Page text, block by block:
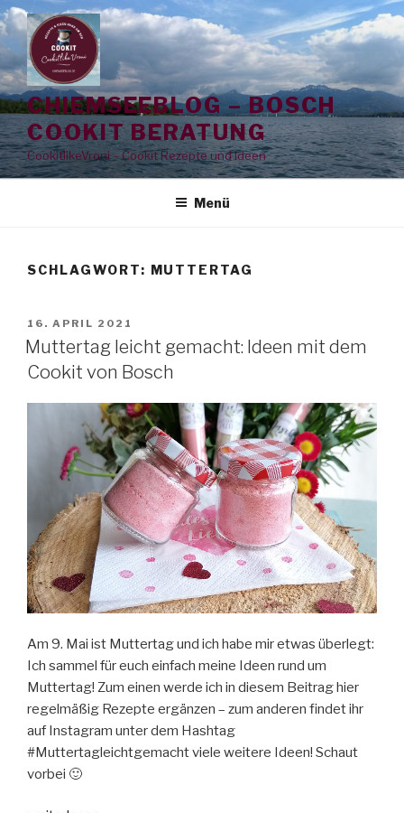
Zum
Inhalt
springen
CHIEMSEEBLOG – BOSCH
COOKIT BERATUNG
CookitlikeVroni – Cookit Rezepte und Ideen
Menü
SCHLAGWORT: MUTTERTAG
VERÖFFENTLICHT
AM
16. APRIL 2021
Muttertag leicht gemacht: Ideen mit dem
Cookit von Bosch
Am 9. Mai ist Muttertag und ich habe mir etwas überlegt:
Ich sammel für euch einfach meine Ideen rund um
Muttertag! Zum einen werde ich in diesem Beitrag hier
regelmäßig Rezepte ergänzen – zum anderen findet ihr
auf Instagram unter dem Hashtag
#Muttertagleichtgemacht viele weitere Ideen! Schaut
vorbei 🙂